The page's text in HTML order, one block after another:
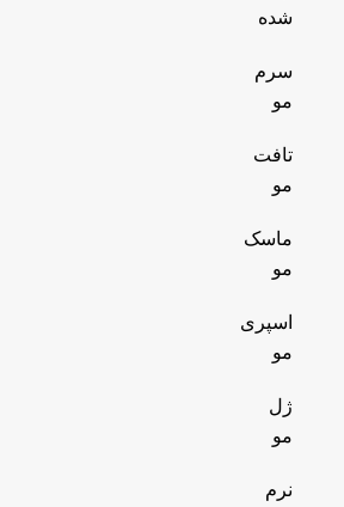
شده
سرم
مو
تافت
مو
ماسک
مو
اسپری
مو
ژل
مو
نرم